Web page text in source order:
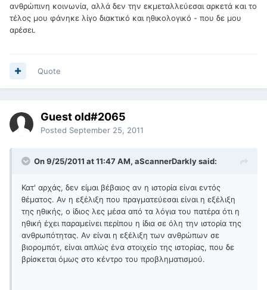
ανθρώπινη κοινωνία, αλλά δεν την εκμεταλλεύεσαι αρκετά και το
τέλος μου φάνηκε λίγο διακτικό και ηθικολογικό - που δε μου
αρέσει.
Quote
Guest old#2065
Posted September 25, 2011
On 9/25/2011 at 11:47 AM, aScannerDarkly said:
Κατ' αρχάς, δεν είμαι βέβαιος αν η ιστορία είναι εντός
θέματος. Αν η εξέλιξη που πραγματεύεσαι είναι η εξέλιξη
της ηθικής, ο ίδιος λες μέσα από τα λόγια του πατέρα ότι η
ηθική έχει παραμείνει περίπου η ίδια σε όλη την ιστορία της
ανθρωπότητας. Αν είναι η εξέλιξη των ανθρώπων σε
βιορομπότ, είναι απλώς ένα στοιχείο της ιστορίας, που δε
βρίσκεται όμως στο κέντρο του προβληματισμού.